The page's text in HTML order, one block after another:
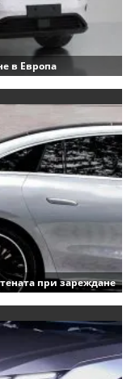
в Европа
при зареждане